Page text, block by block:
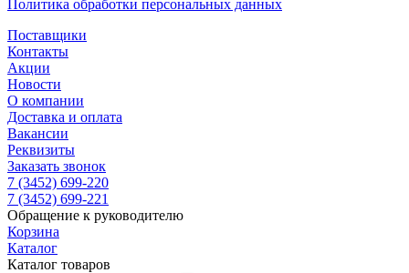
Политика обработки персональных данных
Поставщики
Контакты
Акции
Новости
О компании
Доставка и оплата
Вакансии
Реквизиты
Заказать звонок
7 (3452) 699-220
7 (3452) 699-221
Обращение к руководителю
Корзина
Каталог
Каталог товаров